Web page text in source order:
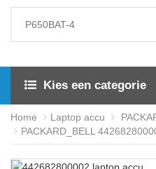
Kies een categorie
Home Laptop accu
PACKARD_BELL